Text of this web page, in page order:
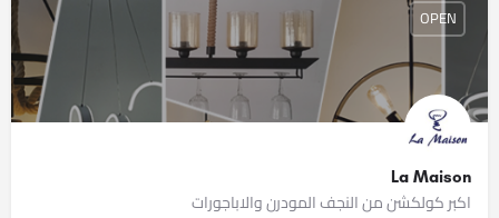
La Maison
اكبر كولكشن من النجف المودرن والاباجورات
OPEN